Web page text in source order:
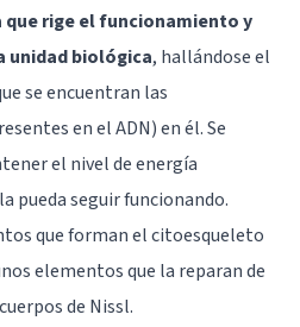
que rige el funcionamiento y
unidad biológica, hallándose el
se encuentran las
en el ADN) en él. Se
el nivel de energía
pueda seguir funcionando.
que forman el citoesqueleto
elementos que la reparan de
de Nissl.